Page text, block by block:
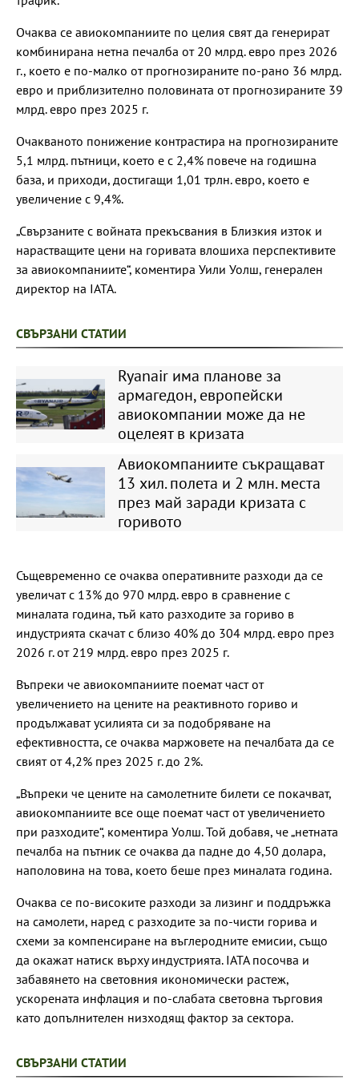
Очаква се авиокомпаниите по целия свят да генерират
комбинирана нетна печалба от 20 млрд. евро през 2026
г., което е по-малко от прогнозираните по-рано 36 млрд.
евро и приблизително половината от прогнозираните 39
млрд. евро през 2025 г.
Очакваното понижение контрастира на прогнозираните
5,1 млрд. пътници, което е с 2,4% повече на годишна
база, и приходи, достигащи 1,01 трлн. евро, което е
увеличение с 9,4%.
„Свързаните с войната прекъсвания в Близкия изток и
нарастващите цени на горивата влошиха перспективите
за авиокомпаниите“, коментира Уили Уолш, генерален
директор на IATA.
СВЪРЗАНИ СТАТИИ
Ryanair има планове за
армагедон, европейски
авиокомпании може да не
оцелеят в кризата
Авиокомпаниите съкращават
13 хил. полета и 2 млн. места
през май заради кризата с
горивото
Същевременно се очаква оперативните разходи да се
увеличат с 13% до 970 млрд. евро в сравнение с
миналата година, тъй като разходите за гориво в
индустрията скачат с близо 40% до 304 млрд. евро през
2026 г. от 219 млрд. евро през 2025 г.
Въпреки че авиокомпаниите поемат част от
увеличението на цените на реактивното гориво и
продължават усилията си за подобряване на
ефективността, се очаква маржовете на печалбата да се
свият от 4,2% през 2025 г. до 2%.
„Въпреки че цените на самолетните билети се покачват,
авиокомпаниите все още поемат част от увеличението
при разходите“, коментира Уолш. Той добавя, че „нетната
печалба на пътник се очаква да падне до 4,50 долара,
наполовина на това, което беше през миналата година.
Очаква се по-високите разходи за лизинг и поддръжка
на самолети, наред с разходите за по-чисти горива и
схеми за компенсиране на въглеродните емисии, също
да окажат натиск върху индустрията. IATA посочва и
забавянето на световния икономически растеж,
ускорената инфлация и по-слабата световна търговия
като допълнителен низходящ фактор за сектора.
СВЪРЗАНИ СТАТИИ